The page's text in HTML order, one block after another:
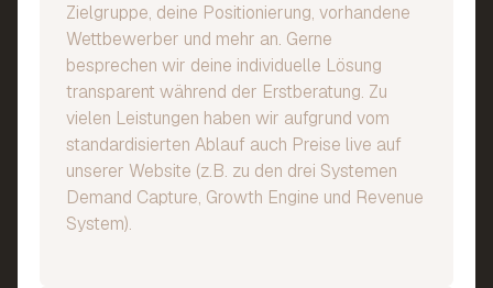
Zielgruppe, deine Positionierung, vorhandene
Wettbewerber und mehr an. Gerne
besprechen wir deine individuelle Lösung
transparent während der Erstberatung. Zu
vielen Leistungen haben wir aufgrund vom
standardisierten Ablauf auch Preise live auf
unserer Website (z.B. zu den drei Systemen
Demand Capture, Growth Engine und Revenue
System).